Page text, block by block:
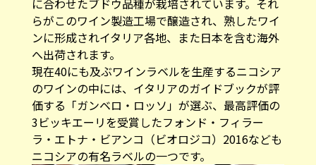
に合わせたブドウ品種が栽培されています。それ
らがこのワイン製造工場で醸造され、熟したワイ
ンに形成されイタリア各地、また日本を含む海外
へ出荷されます。
現在40にも及ぶワインラベルを生産するニコシア
のワインの中には、イタリアのガイドブックが評
価する「ガンベロ・ロッソ」が選ぶ、最高評価の
3ビッキエーリを受賞したフォンド・フィラー
ラ・エトナ・ビアンコ（ビオロジコ）2016なども
ニコシアの有名ラベルの一つです。